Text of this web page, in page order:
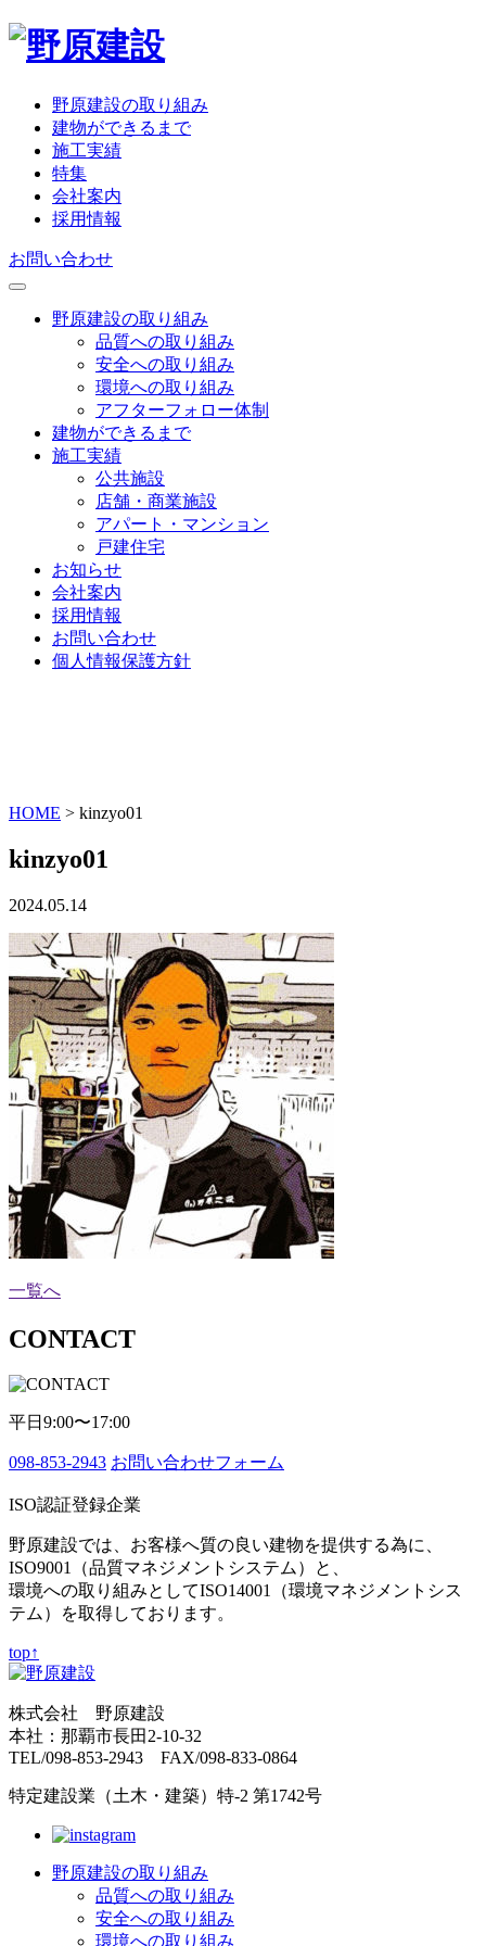
野原建設の取り組み
建物ができるまで
施工実績
特集
会社案内
採用情報
お問い合わせ
野原建設の取り組み
品質への取り組み
安全への取り組み
環境への取り組み
アフターフォロー体制
建物ができるまで
施工実績
公共施設
店舗・商業施設
アパート・マンション
戸建住宅
お知らせ
会社案内
採用情報
お問い合わせ
個人情報保護方針
HOME > kinzyo01
kinzyo01
2024.05.14
一覧へ
CONTACT
平日9:00〜17:00
098-853-2943 お問い合わせフォーム
ISO認証登録企業
野原建設では、お客様へ質の良い建物を提供する為に、
ISO9001（品質マネジメントシステム）と、
環境への取り組みとしてISO14001（環境マネジメントシス
テム）を取得しております。
top↑
株式会社 野原建設
本社：那覇市長田2-10-32
TEL/098-853-2943 FAX/098-833-0864
特定建設業（土木・建築）特-2 第1742号
野原建設の取り組み
品質への取り組み
安全への取り組み
環境への取り組み